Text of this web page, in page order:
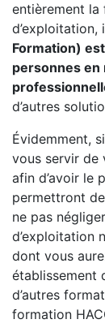
entièrement la
d’exploitation,
Formation)
personnes en
d’autres
Évidemment,
vous servir de
afin d’avoir le
permettront
ne pas
d’exploitation
dont vous
établissement
d’autres
formation